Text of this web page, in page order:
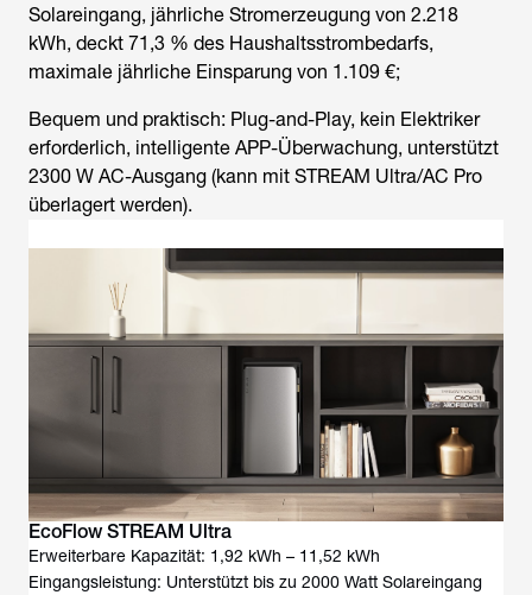
Solareingang, jährliche Stromerzeugung von 2.218
kWh, deckt 71,3 % des Haushaltsstrombedarfs,
maximale jährliche Einsparung von 1.109 €;
Bequem und praktisch: Plug-and-Play, kein Elektriker
erforderlich, intelligente APP-Überwachung, unterstützt
2300 W AC-Ausgang (kann mit STREAM Ultra/AC Pro
überlagert werden).
EcoFlow STREAM Ultra
Erweiterbare Kapazität: 1,92 kWh – 11,52 kWh
Eingangsleistung: Unterstützt bis zu 2000 Watt Solareingang